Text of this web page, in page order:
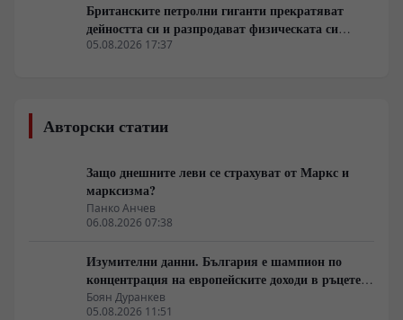
Британските петролни гиганти прекратяват
дейността си и разпродават физическата си
инфраструктура
05.08.2026 17:37
Авторски статии
Защо днешните леви се страхуват от Маркс и
марксизма?
Панко Анчев
06.08.2026 07:38
Изумителни данни. България е шампион по
концентрация на европейските доходи в ръцете
на най-богатия 1%, надминава и САЩ
Боян Дуранкев
05.08.2026 11:51